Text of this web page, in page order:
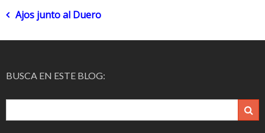
Navegación
de
Ajos junto al Duero
BUSCA EN ESTE BLOG: